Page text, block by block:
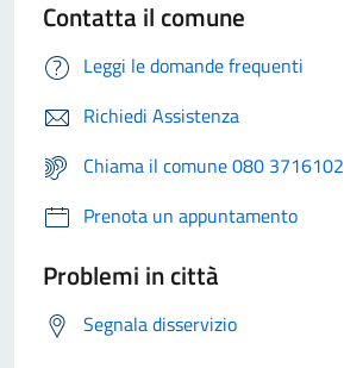
Contatta il comune
Leggi le domande frequenti
Richiedi Assistenza
Chiama il comune 080 3716102
Prenota un appuntamento
Problemi in città
Segnala disservizio